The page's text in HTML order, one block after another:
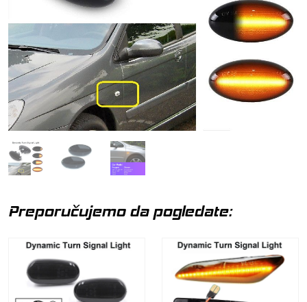
Preporučujemo da pogledate: